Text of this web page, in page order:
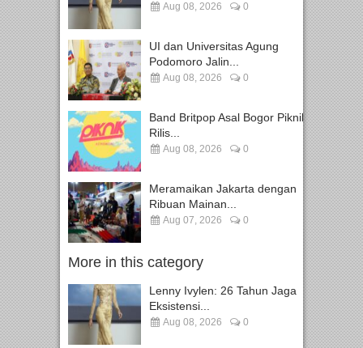
Aug 08, 2026 0
UI dan Universitas Agung
Podomoro Jalin...
Aug 08, 2026 0
Band Britpop Asal Bogor Piknik
Rilis...
Aug 08, 2026 0
Meramaikan Jakarta dengan
Ribuan Mainan...
Aug 07, 2026 0
More in this category
Lenny Ivylen: 26 Tahun Jaga
Eksistensi...
Aug 08, 2026 0